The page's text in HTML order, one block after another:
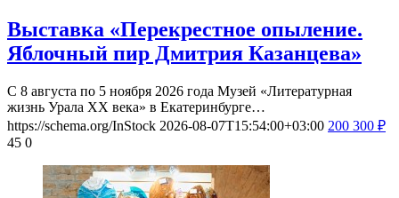
Выставка «Перекрестное опыление.
Яблочный пир Дмитрия Казанцева»
С 8 августа по 5 ноября 2026 года Музей «Литературная
жизнь Урала ХХ века» в Екатеринбурге…
https://schema.org/InStock 2026-08-07T15:54:00+03:00 200 300 ₽
45 0